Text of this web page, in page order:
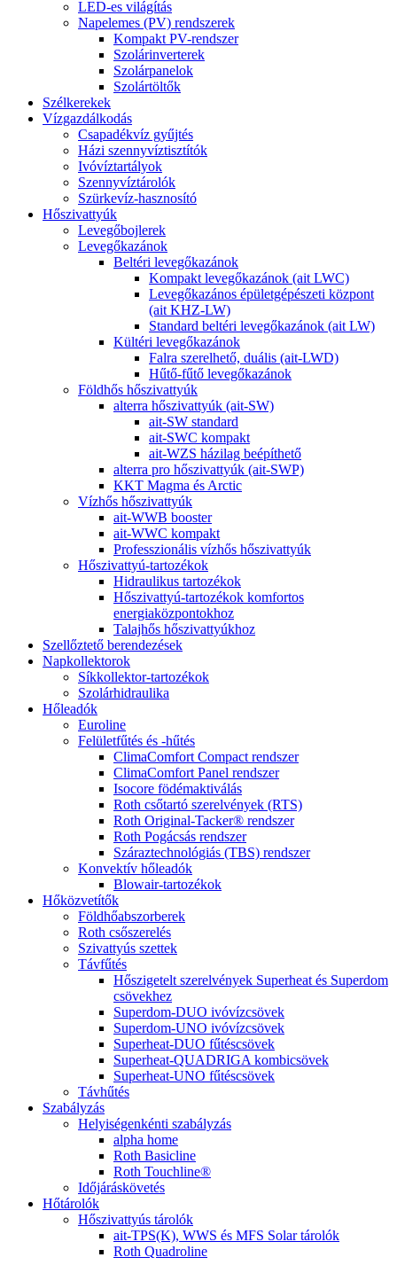
LED-es világítás
Napelemes (PV) rendszerek
Kompakt PV-rendszer
Szolárinverterek
Szolárpanelok
Szolártöltők
Szélkerekek
Vízgazdálkodás
Csapadékvíz gyűjtés
Házi szennyvíztisztítók
Ivóvíztartályok
Szennyvíztárolók
Szürkevíz-hasznosító
Hőszivattyúk
Levegőbojlerek
Levegőkazánok
Beltéri levegőkazánok
Kompakt levegőkazánok (ait LWC)
Levegőkazános épületgépészeti központ
(ait KHZ-LW)
Standard beltéri levegőkazánok (ait LW)
Kültéri levegőkazánok
Falra szerelhető, duális (ait-LWD)
Hűtő-fűtő levegőkazánok
Földhős hőszivattyúk
alterra hőszivattyúk (ait-SW)
ait-SW standard
ait-SWC kompakt
ait-WZS házilag beépíthető
alterra pro hőszivattyúk (ait-SWP)
KKT Magma és Arctic
Vízhős hőszivattyúk
ait-WWB booster
ait-WWC kompakt
Professzionális vízhős hőszivattyúk
Hőszivattyú-tartozékok
Hidraulikus tartozékok
Hőszivattyú-tartozékok komfortos
energiaközpontokhoz
Talajhős hőszivattyúkhoz
Szellőztető berendezések
Napkollektorok
Síkkollektor-tartozékok
Szolárhidraulika
Hőleadók
Euroline
Felületfűtés és -hűtés
ClimaComfort Compact rendszer
ClimaComfort Panel rendszer
Isocore födémaktiválás
Roth csőtartó szerelvények (RTS)
Roth Original-Tacker® rendszer
Roth Pogácsás rendszer
Száraztechnológiás (TBS) rendszer
Konvektív hőleadók
Blowair-tartozékok
Hőközvetítők
Földhőabszorberek
Roth csőszerelés
Szivattyús szettek
Távfűtés
Hőszigetelt szerelvények Superheat és Superdom
csövekhez
Superdom-DUO ivóvízcsövek
Superdom-UNO ivóvízcsövek
Superheat-DUO fűtéscsövek
Superheat-QUADRIGA kombicsövek
Superheat-UNO fűtéscsövek
Távhűtés
Szabályzás
Helyiségenkénti szabályzás
alpha home
Roth Basicline
Roth Touchline®
Időjáráskövetés
Hőtárolók
Hőszivattyús tárolók
ait-TPS(K), WWS és MFS Solar tárolók
Roth Quadroline